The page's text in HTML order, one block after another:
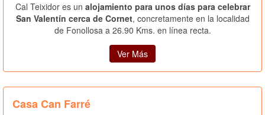
Cal Teixidor es un alojamiento para unos días para celebrar
San Valentín cerca de Cornet, concretamente en la localidad
de Fonollosa a 26.90 Kms. en línea recta.
Ver Más
Casa Can Farré